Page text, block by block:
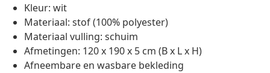
Kleur: wit
Materiaal: stof (100% polyester)
Materiaal vulling: schuim
Afmetingen: 120 x 190 x 5 cm (B x L x H)
Afneembare en wasbare bekleding